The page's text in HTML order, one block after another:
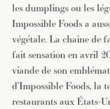
les dumplings ou les
Impossible Foods a
végétale. La chaîne de
fait sensation en avril
viande de son
d’Impossible Foods, la
restaurants aux États-